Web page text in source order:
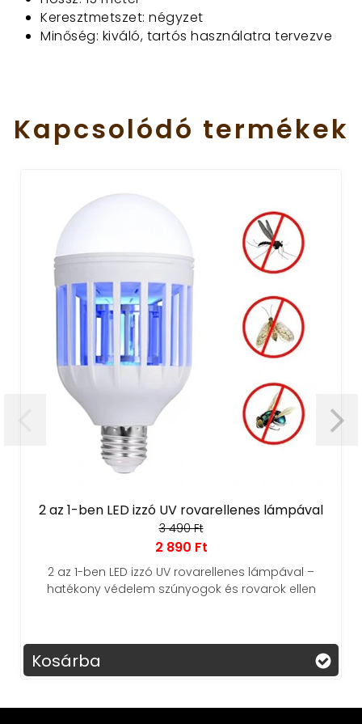
Keresztmetszet: négyzet
Minőség: kiváló, tartós használatra tervezve
Kapcsolódó termékek
2 az 1-ben LED izzó UV rovarellenes lámpával
3 490 Ft
2 890 Ft
2 az 1-ben LED izzó UV rovarellenes lámpával –
hatékony védelem szúnyogok és rovarok ellen
Kosárba